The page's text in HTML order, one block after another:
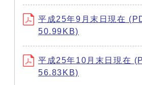
平成25年9月末日現在
50.99KB)
平成25年10月末日現在
56.83KB)